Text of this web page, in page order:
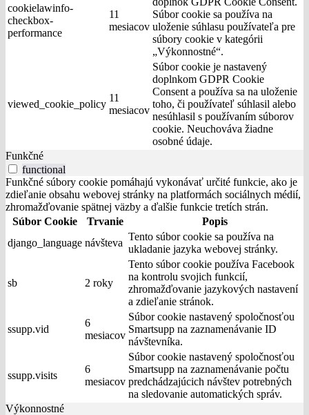
cookielawinfo-
checkbox-
performance
11
mesiacov
Súbor cookie sa používa na
uloženie súhlasu používateľa pre
súbory cookie v kategórii
„Výkonnostné“.
viewed_cookie_policy
11
mesiacov
Súbor cookie je nastavený
doplnkom GDPR Cookie
Consent a používa sa na uloženie
toho, či používateľ súhlasil alebo
nesúhlasil s používaním súborov
cookie. Neuchováva žiadne
osobné údaje.
Funkčné
functional
Funkčné súbory cookie pomáhajú vykonávať určité funkcie, ako je
zdieľanie obsahu webovej stránky na platformách sociálnych médií,
zhromažďovanie spätnej väzby a ďalšie funkcie tretích strán.
Súbor Cookie
Trvanie
Popis
django_language návšteva
Tento súbor cookie sa používa na
ukladanie jazyka webovej stránky.
sb 2 roky
Tento súbor cookie používa Facebook
na kontrolu svojich funkcií,
zhromažďovanie jazykových nastavení
a zdieľanie stránok.
ssupp.vid
6
mesiacov
Súbor cookie nastavený spoločnosťou
Smartsupp na zaznamenávanie ID
návštevníka.
ssupp.visits
6
mesiacov
Súbor cookie nastavený spoločnosťou
Smartsupp na zaznamenávanie počtu
predchádzajúcich návštev potrebných
na sledovanie automatických správ.
Výkonnostné